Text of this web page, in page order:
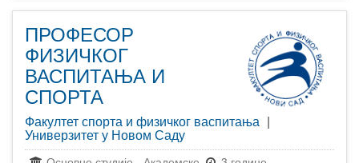
ПРОФЕСОР
ФИЗИЧКОГ
ВАСПИТАЊА И
СПОРТА
Факултет спорта и физичког васпитања |
Универзитет у Новом Саду